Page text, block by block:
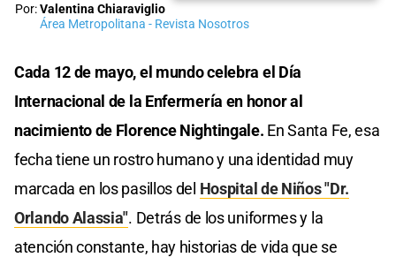
Por:Valentina Chiaraviglio
Área Metropolitana - Revista Nosotros
Cada 12 de mayo, el mundo celebra el Día
Internacional de la Enfermería en honor al
nacimiento de Florence Nightingale. En Santa Fe, esa
fecha tiene un rostro humano y una identidad muy
marcada en los pasillos del Hospital de Niños "Dr.
Orlando Alassia". Detrás de los uniformes y la
atención constante, hay historias de vida que se